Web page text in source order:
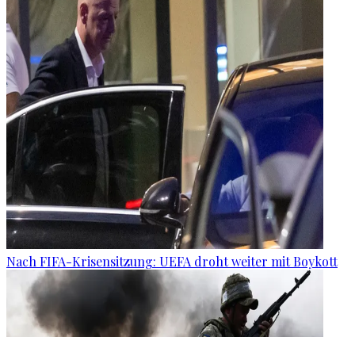
Nach FIFA-Krisensitzung: UEFA droht weiter mit Boykott